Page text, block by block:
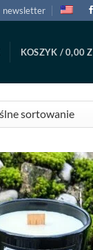
newsletter
KOSZYK /0,00